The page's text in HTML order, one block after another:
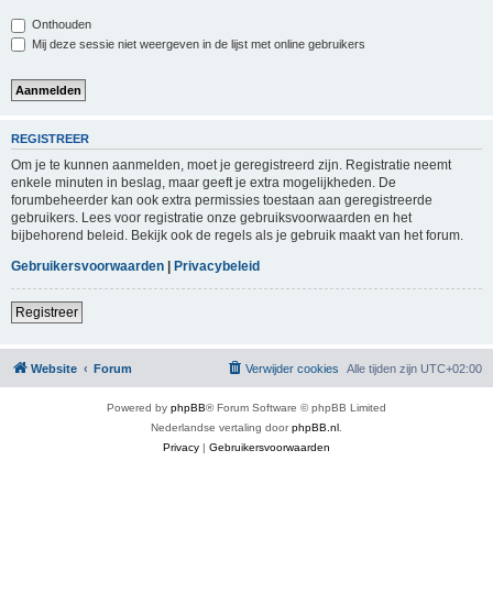
Onthouden
Mij deze sessie niet weergeven in de lijst met online gebruikers
REGISTREER
Om je te kunnen aanmelden, moet je geregistreerd zijn. Registratie neemt
enkele minuten in beslag, maar geeft je extra mogelijkheden. De
forumbeheerder kan ook extra permissies toestaan aan geregistreerde
gebruikers. Lees voor registratie onze gebruiksvoorwaarden en het
bijbehorend beleid. Bekijk ook de regels als je gebruik maakt van het forum.
Gebruikersvoorwaarden | Privacybeleid
Registreer
Website Forum Alle tijden zijn UTC+02:00
Verwijder cookies
Powered by phpBB® Forum Software © phpBB Limited
Nederlandse vertaling doorphpBB.nl
Privacy | Gebruikersvoorwaarden